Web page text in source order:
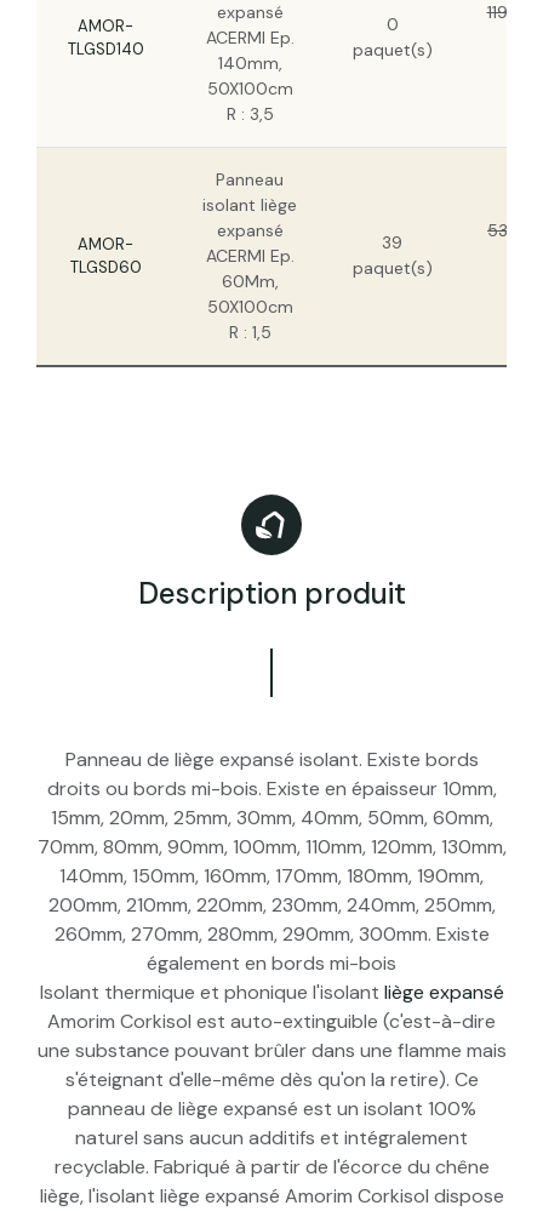
AMOR-
TLGSD140
expansé
ACERMI Ep.
140mm,
50X100cm
R : 3,5
0
paquet(s)
119,53
AMOR-
TLGSD60
Panneau
isolant liège
expansé
ACERMI Ep.
60Mm,
50X100cm
R : 1,5
39
paquet(s)
53,22
Description produit
Panneau de liège expansé isolant. Existe bords
droits ou bords mi-bois. Existe en épaisseur 10mm,
15mm, 20mm, 25mm, 30mm, 40mm, 50mm, 60mm,
70mm, 80mm, 90mm, 100mm, 110mm, 120mm, 130mm,
140mm, 150mm, 160mm, 170mm, 180mm, 190mm,
200mm, 210mm, 220mm, 230mm, 240mm, 250mm,
260mm, 270mm, 280mm, 290mm, 300mm. Existe
également en bords mi-bois
Isolant thermique et phonique l'isolant liège expansé
Amorim Corkisol est auto-extinguible (c'est-à-dire
une substance pouvant brûler dans une flamme mais
s'éteignant d'elle-même dès qu'on la retire). Ce
panneau de liège expansé est un isolant 100%
naturel sans aucun additifs et intégralement
recyclable. Fabriqué à partir de l'écorce du chêne
liège, l'isolant liège expansé Amorim Corkisol dispose